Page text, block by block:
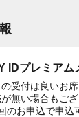
IDプレミアム
の受付は良いお
無い場合もござ
のお申込で申